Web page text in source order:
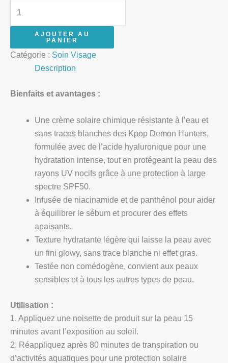
AJOUTER AU
PANIER
Catégorie : Soin Visage
Description
Bienfaits et avantages :
Une crème solaire chimique résistante à l’eau et
sans traces blanches des Kpop Demon Hunters,
formulée avec de l’acide hyaluronique pour une
hydratation intense, tout en protégeant la peau des
rayons UV nocifs grâce à une protection à large
spectre SPF50.
Infusée de niacinamide et de panthénol pour aider
à équilibrer le sébum et procurer des effets
apaisants.
Texture hydratante légère qui laisse la peau avec
un fini glowy, sans trace blanche ni effet gras.
Testée non comédogène, convient aux peaux
sensibles et à tous les autres types de peau.
Utilisation :
1. Appliquez une noisette de produit sur la peau 15
minutes avant l’exposition au soleil.
2. Réappliquez après 80 minutes de transpiration ou
d’activités aquatiques pour une protection solaire